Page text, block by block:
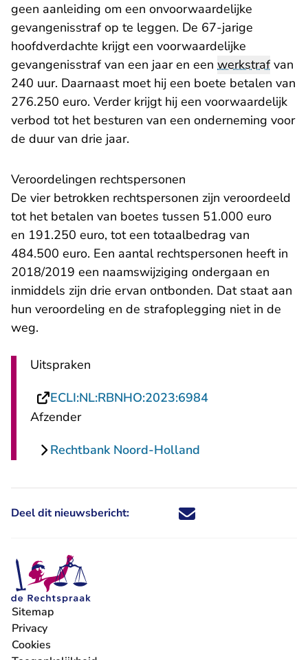
geen aanleiding om een onvoorwaardelijke
gevangenisstraf op te leggen. De 67-jarige
hoofdverdachte krijgt een voorwaardelijke
gevangenisstraf van een jaar en een werkstrafvan
240 uur. Daarnaast moet hij een boete betalen van
276.250 euro. Verder krijgt hij een voorwaardelijk
verbod tot het besturen van een onderneming voor
de duur van drie jaar.
Veroordelingen rechtspersonen
De vier betrokken rechtspersonen zijn veroordeeld
tot het betalen van boetes tussen 51.000 euro
en 191.250 euro, tot een totaalbedrag van
484.500 euro. Een aantal rechtspersonen heeft in
2018/2019 een naamswijziging ondergaan en
inmiddels zijn drie ervan ontbonden. Dat staat aan
hun veroordeling en de strafoplegging niet in de
weg.
Uitspraken
ECLI:NL:RBNHO:2023:6984- U verlaat
Afzender
Rechtbank Noord-Holland
Deel dit nieuwsbericht: Deel dit nieuwsbericht via X -
Deel dit nieuwsbericht via
Deel dit nieuwsbericht
Deel dit
Sitemap
Privacy
Cookies